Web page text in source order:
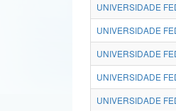
UNIVERSIDADE
UNIVERSIDADE
UNIVERSIDADE
UNIVERSIDADE
UNIVERSIDADE